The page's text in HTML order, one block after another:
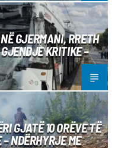
GJERMANI, RRETH
KRITIKE –
GJATË 10 ORËVE TË
NDËRHYRJE ME